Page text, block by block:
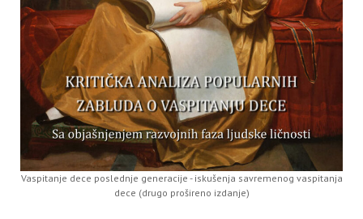
Vaspitanje dece poslednje generacije - iskušenja savremenog vaspitanja
dece (drugo prošireno izdanje)